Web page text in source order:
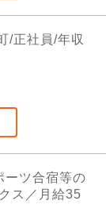
/正社員/年収
ーツ合宿等の
ス／月給35